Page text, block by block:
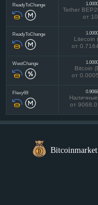
ReadyToChange 1.0000
Tether
от
ReadyToChange 1.0000
Litecoin
от
WestChange 1.0000
Bitcoin
от
Flexy69 0.9068
Наличные
от